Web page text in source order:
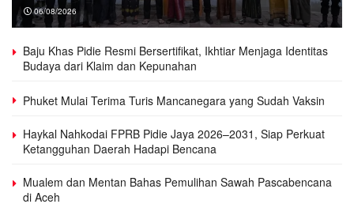
06/08/2026
Baju Khas Pidie Resmi Bersertifikat, Ikhtiar Menjaga Identitas
Budaya dari Klaim dan Kepunahan
Phuket Mulai Terima Turis Mancanegara yang Sudah Vaksin
Haykal Nahkodai FPRB Pidie Jaya 2026–2031, Siap Perkuat
Ketangguhan Daerah Hadapi Bencana
Mualem dan Mentan Bahas Pemulihan Sawah Pascabencana
di Aceh